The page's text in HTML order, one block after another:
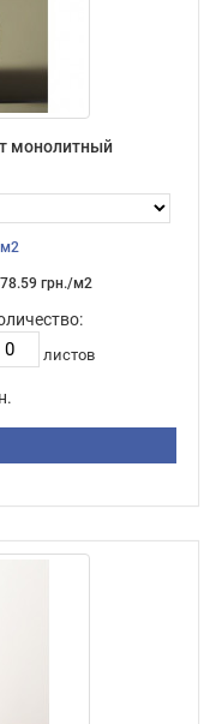
монолитный
грн./м2
листов